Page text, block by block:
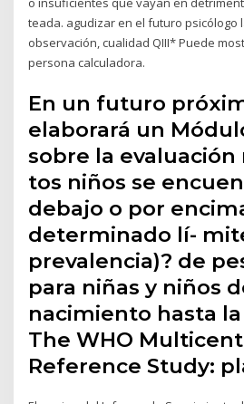
teada. agudizar en el futuro psicólogo
observación, cualidad QIII* Puede
persona calculadora.
En un futuro
elaborará un
sobre la
tos niños se
debajo o por
determinado lí-
prevalencia)? de
para niñas y niños
nacimiento hasta
The WHO
Reference Study: